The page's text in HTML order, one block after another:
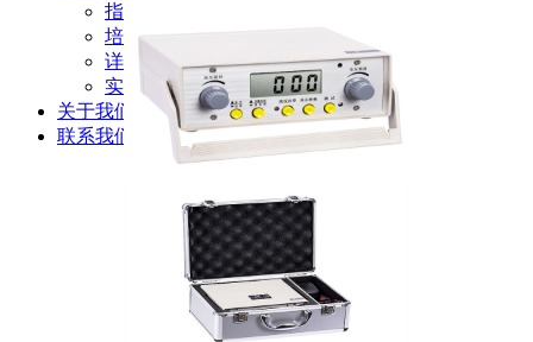
指导书
培训方案
详情案例
实用工具
关于我们
联系我们